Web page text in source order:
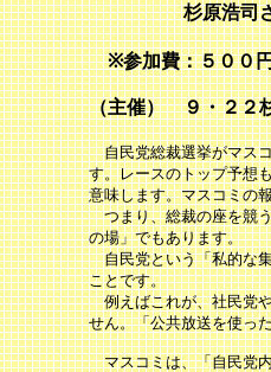
杉原浩司さん（
※参加費：５００
（主催） ９・２２
自民党総裁選挙がマスコ
す。レースのトップ予想
意味します。マスコミの
つまり、総裁の座を競う
の場」でもあります。
自民党という「私的な集
ことです。
例えばこれが、社民党や
せん。「公共放送を使っ
マスコミは、「自民党内